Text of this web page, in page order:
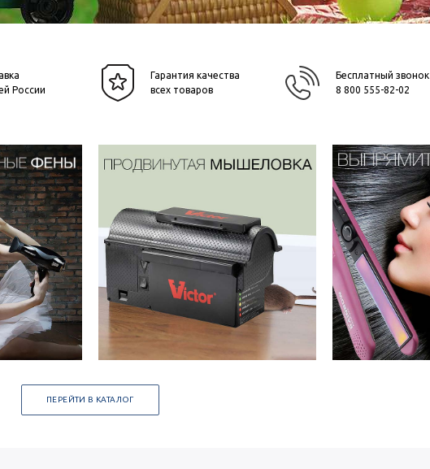
России
Гарантия качества
всех товаров
Бесплатный звонок
8 800 555-82-02
ПЕРЕЙТИ В КАТАЛОГ